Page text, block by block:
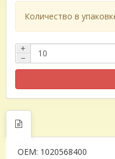
Количество в
+
−
OEM: 1020568400